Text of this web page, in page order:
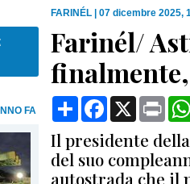
FA
FARINÉL 07 dicembre 2025,
Farinél/
CondividiFacebook
X Print
Il presidente
del suo
autostrada che il